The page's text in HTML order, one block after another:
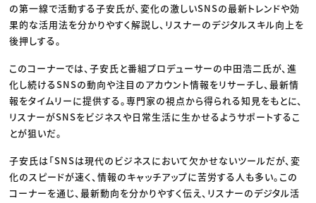
の第一線で活動する子安氏が、変化の激しいSNSの最新トレンドや効
果的な活用法を分かりやすく解説し、リスナーのデジタルスキル向上を
後押しする。
このコーナーでは、子安氏と番組プロデューサーの中田浩二氏が、進
化し続けるSNSの動向や注目のアカウント情報をリサーチし、最新情
報をタイムリーに提供する。専門家の視点から得られる知見をもとに、
リスナーがSNSをビジネスや日常生活に生かせるようサポートするこ
とが狙いだ。
子安氏は「SNSは現代のビジネスにおいて欠かせないツールだが、変
化のスピードが速く、情報のキャッチアップに苦労する人も多い。この
コーナーを通じ、最新動向を分かりやすく伝え、リスナーのデジタル活